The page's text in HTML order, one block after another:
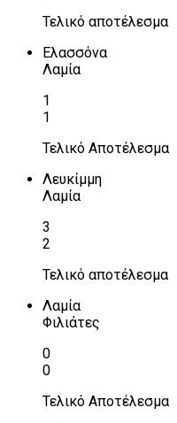
Τελικό αποτέλεσμα
Ελασσόνα
Λαμία
1
1
Τελικό Αποτέλεσμα
Λευκίμμη
Λαμία
3
2
Τελικό αποτέλεσμα
Λαμία
Φιλιάτες
0
0
Τελικό Αποτέλεσμα